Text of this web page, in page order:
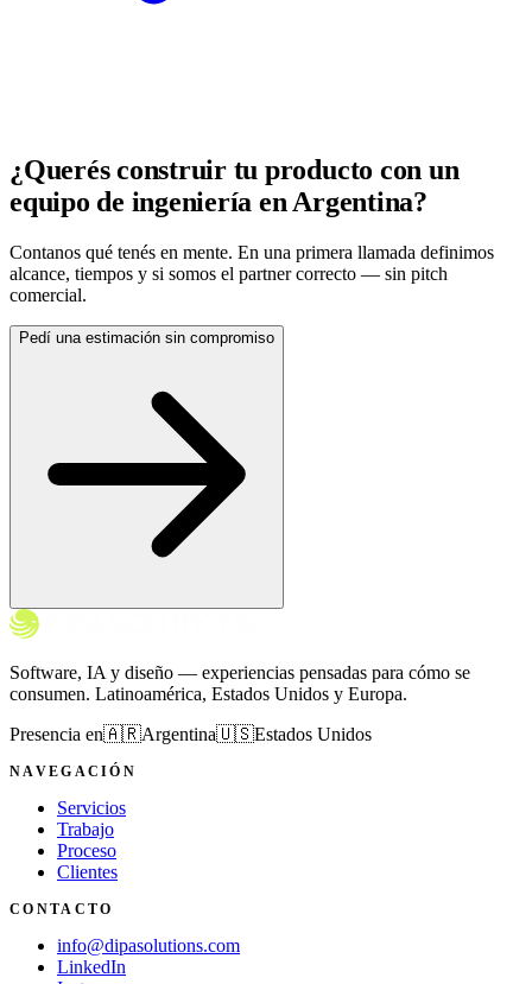
¿Querés construir tu producto con un
equipo de ingeniería en Argentina?
Contanos qué tenés en mente. En una primera llamada definimos
alcance, tiempos y si somos el partner correcto — sin pitch
comercial.
Pedí una estimación sin compromiso
Software, IA y diseño — experiencias pensadas para cómo se
consumen. Latinoamérica, Estados Unidos y Europa.
Presencia en🇦🇷Argentina🇺🇸Estados Unidos
NAVEGACIÓN
Servicios
Trabajo
Proceso
Clientes
CONTACTO
info@dipasolutions.com
LinkedIn